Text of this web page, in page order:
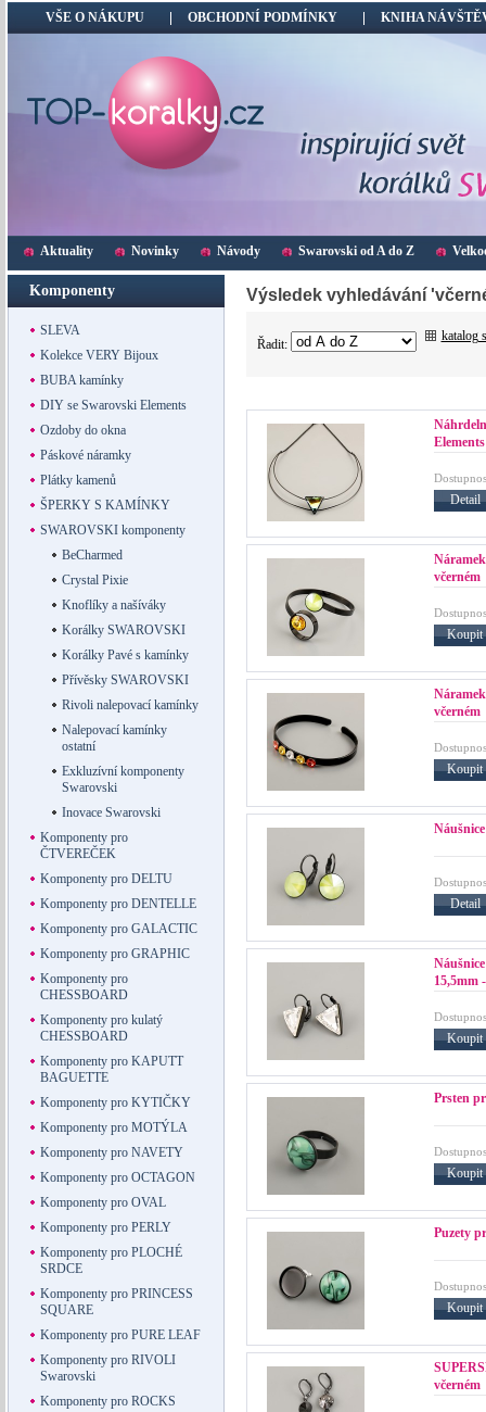
VŠE O NÁKUPU OBCHODNÍ PODMÍNKY KNIHA
Aktuality Novinky Návody Swarovski od A do Z
Komponenty
SLEVA
Kolekce VERY Bijoux
BUBA kamínky
DIY se Swarovski Elements
Ozdoby do okna
Páskové náramky
Plátky kamenů
ŠPERKY S KAMÍNKY
SWAROVSKI komponenty
BeCharmed
Crystal Pixie
Knoflíky a našíváky
Korálky SWAROVSKI
Korálky Pavé s kamínky
Přívěsky SWAROVSKI
Rivoli nalepovací kamínky
Nalepovací kamínky
ostatní
Exkluzívní komponenty
Swarovski
Inovace Swarovski
Komponenty pro
ČTVEREČEK
Komponenty pro DELTU
Komponenty pro DENTELLE
Komponenty pro GALACTIC
Komponenty pro GRAPHIC
Komponenty pro
CHESSBOARD
Komponenty pro kulatý
CHESSBOARD
Komponenty pro KAPUTT
BAGUETTE
Komponenty pro KYTIČKY
Komponenty pro MOTÝLA
Komponenty pro NAVETY
Komponenty pro OCTAGON
Komponenty pro OVAL
Komponenty pro PERLY
Komponenty pro PLOCHÉ
SRDCE
Komponenty pro PRINCESS
SQUARE
Komponenty pro PURE LEAF
Komponenty pro RIVOLI
Swarovski
Komponenty pro ROCKS
Výsledek vyhledávání
Řadit:
katalog
Detail
včerném
Koupit
včerném
Koupit
Detail
15,5mm
Koupit
Prsten
Koupit
Puzety
Koupit
včerném